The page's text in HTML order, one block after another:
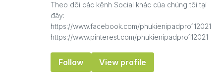
Theo dõi các kênh Social khác của chúng tôi tại
đây:
https://www.facebook.com/phukienipadpro112021
https://www.pinterest.com/phukienipadpro112021
Follow View profile